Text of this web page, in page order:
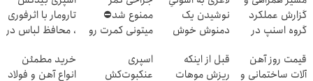
گزارش عملکرد
گروه اسنپ در
نوشیدن یک
دمنوش خوش
ممنوع شد⛔
میتونی کمرت رو
کنی! 👈🏻
پرسش‌نامه
تارومار با اثرفوری
، محافظ لباس در
قیمت روز آهن
آلات ساختمانی و
قبل از اینکه
ریزش موهات
اسپری
عنکبوت‌‌کش
خرید مطمئن
انواع آهن و فولاد